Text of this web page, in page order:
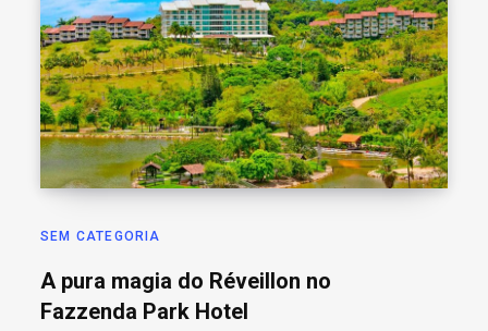
SEM CATEGORIA
A pura magia do Réveillon no
Fazzenda Park Hotel